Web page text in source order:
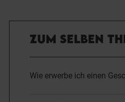
ZUM SELBEN
Wie erwerbe ich einen